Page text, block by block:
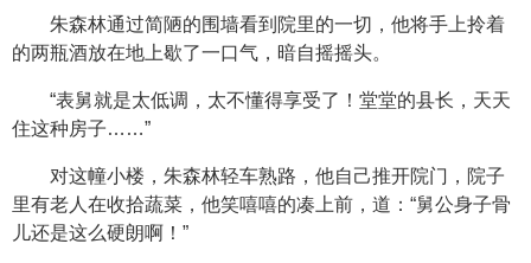
朱森林通过简陋的围墙看到院里的一切，他将手上拎着
的两瓶酒放在地上歇了一口气，暗自摇摇头。
“表舅就是太低调，太不懂得享受了！堂堂的县长，天天
住这种房子……”
对这幢小楼，朱森林轻车熟路，他自己推开院门，院子
里有老人在收拾蔬菜，他笑嘻嘻的凑上前，道：“舅公身子骨
儿还是这么硬朗啊！”